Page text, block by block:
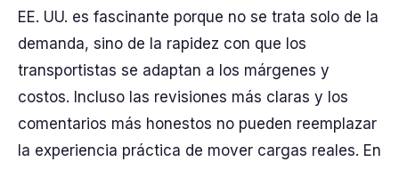
EE. UU. es fascinante porque no se trata solo de la
demanda, sino de la rapidez con que los
transportistas se adaptan a los márgenes y
costos. Incluso las revisiones más claras y los
comentarios más honestos no pueden reemplazar
la experiencia práctica de mover cargas reales. En